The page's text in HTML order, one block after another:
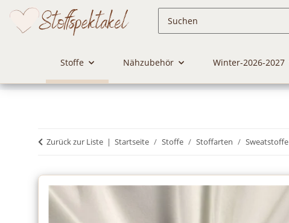
Stoffe Nähzubehör Winter-2026-2027
Zurück zur Liste Startseite Stoffe Stoffarten Sweatstoffe